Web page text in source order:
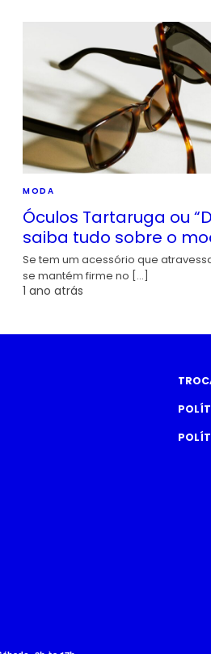
MODA
Óculos Tartaruga ou
saiba tudo sobre o
Se tem um acessório que
se mantém firme no […]
1 ano atrás